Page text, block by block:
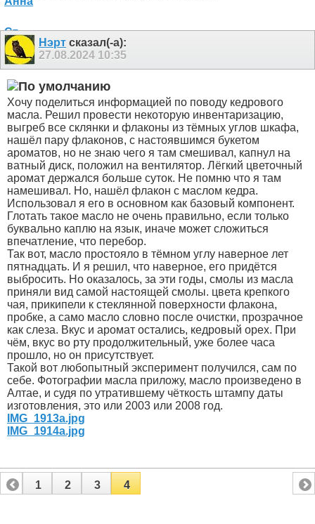
Нэрт сказал(-а):
27.08.2024 10:35
Хочу поделиться информацией по поводу кедрового
масла. Решил провести некоторую инвентаризацию,
выгреб все склянки и флаконы из тёмных углов шкафа,
нашёл пару флаконов, с настоявшимся букетом
ароматов, но не знаю чего я там смешивал, капнул на
ватный диск, положил на вентилятор. Лёгкий цветочный
аромат держался больше суток. Не помню что я там
намешивал. Но, нашёл флакон с маслом кедра.
Использовал я его в основном как базовый компонент.
Глотать такое масло не очень правильно, если только
буквально каплю на язык, иначе может сложиться
впечатление, что перебор.
Так вот, масло простояло в тёмном углу наверное лет
пятнадцать. И я решил, что наверное, его придётся
выбросить. Но оказалось, за эти годы, смолы из масла
приняли вид самой настоящей смолы. цвета крепкого
чая, прикипели к стеклянной поверхности флакона,
пробке, а само масло словно после очистки, прозрачное
как слеза. Вкус и аромат остались, кедровый орех. При
чём, вкус во рту продолжительный, уже более часа
прошло, но он присутствует.
Такой вот любопытный эксперимент получился, сам по
себе. Фотографии масла приложу, масло произведено в
Алтае, и судя по утратившему чёткость штампу даты
изготовления, это или 2003 или 2008 год.
IMG_1913а.jpg
IMG_1914а.jpg
1 2 3 4